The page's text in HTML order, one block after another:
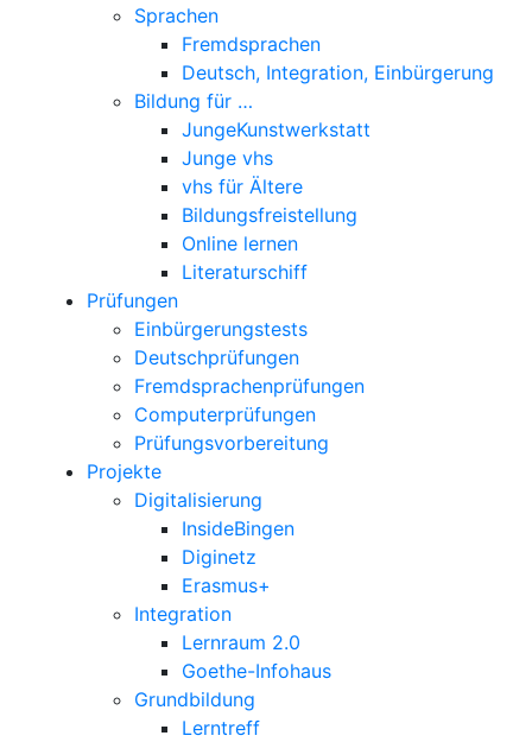
Sprachen
Fremdsprachen
Deutsch, Integration, Einbürgerung
Bildung für …
JungeKunstwerkstatt
Junge vhs
vhs für Ältere
Bildungsfreistellung
Online lernen
Literaturschiff
Prüfungen
Einbürgerungstests
Deutschprüfungen
Fremdsprachenprüfungen
Computerprüfungen
Prüfungsvorbereitung
Projekte
Digitalisierung
InsideBingen
Diginetz
Erasmus+
Integration
Lernraum 2.0
Goethe-Infohaus
Grundbildung
Lerntreff